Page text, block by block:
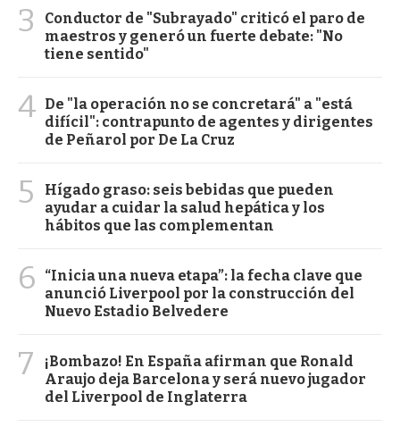
3
Conductor de "Subrayado" criticó el paro de
maestros y generó un fuerte debate: "No
tiene sentido"
4 De "la operación no se concretará" a "está
difícil": contrapunto de agentes y dirigentes
de Peñarol por De La Cruz
5
Hígado graso: seis bebidas que pueden
ayudar a cuidar la salud hepática y los
hábitos que las complementan
6
“Inicia una nueva etapa”: la fecha clave que
anunció Liverpool por la construcción del
Nuevo Estadio Belvedere
7
¡Bombazo! En España afirman que Ronald
Araujo deja Barcelona y será nuevo jugador
del Liverpool de Inglaterra